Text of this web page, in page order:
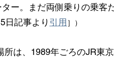
ー。まだ両側乗りの乗客
日記事より 引用 ］）